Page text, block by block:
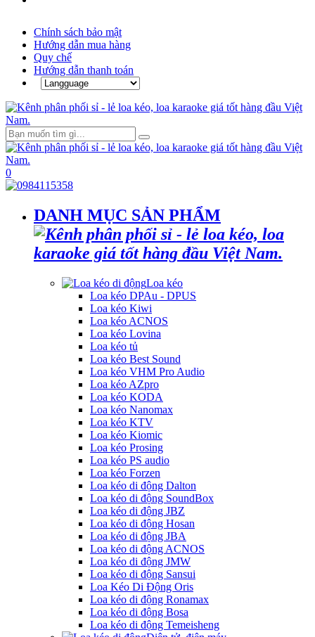
Chính sách bảo mật
Hướng dẫn mua hàng
Quy chế
Hướng dẫn thanh toán
0
DANH MỤC SẢN PHẨM
Loa kéo
Loa kéo DPAu - DPUS
Loa kéo Kiwi
Loa kéo ACNOS
Loa kéo Lovina
Loa kéo tủ
Loa kéo Best Sound
Loa kéo VHM Pro Audio
Loa kéo AZpro
Loa kéo KODA
Loa kéo Nanomax
Loa kéo KTV
Loa kéo Kiomic
Loa kéo Prosing
Loa kéo PS audio
Loa kéo Forzen
Loa kéo di động Dalton
Loa kéo di động SoundBox
Loa kéo di động JBZ
Loa kéo di động Hosan
Loa kéo di động JBA
Loa kéo di động ACNOS
Loa kéo di động JMW
Loa kéo di động Sansui
Loa Kéo Di Động Oris
Loa kéo di động Ronamax
Loa kéo di động Bosa
Loa kéo di động Temeisheng